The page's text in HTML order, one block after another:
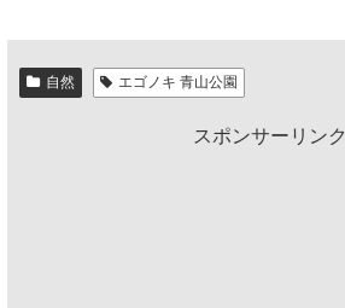
自然 エゴノキ 青山公園
スポンサーリンク